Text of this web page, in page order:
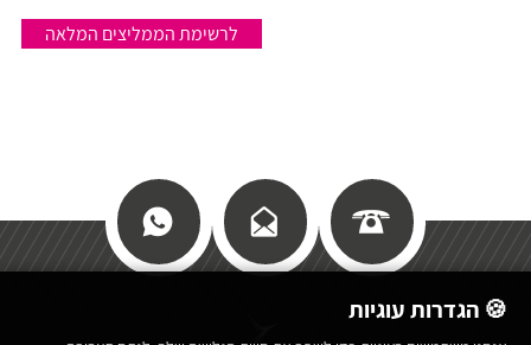
לרשימת הממליצים המלאה
🍪 הגדרות עוגיות